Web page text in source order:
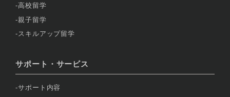
高校留学
親子留学
スキルアップ留学
サポート・サービス
サポート内容